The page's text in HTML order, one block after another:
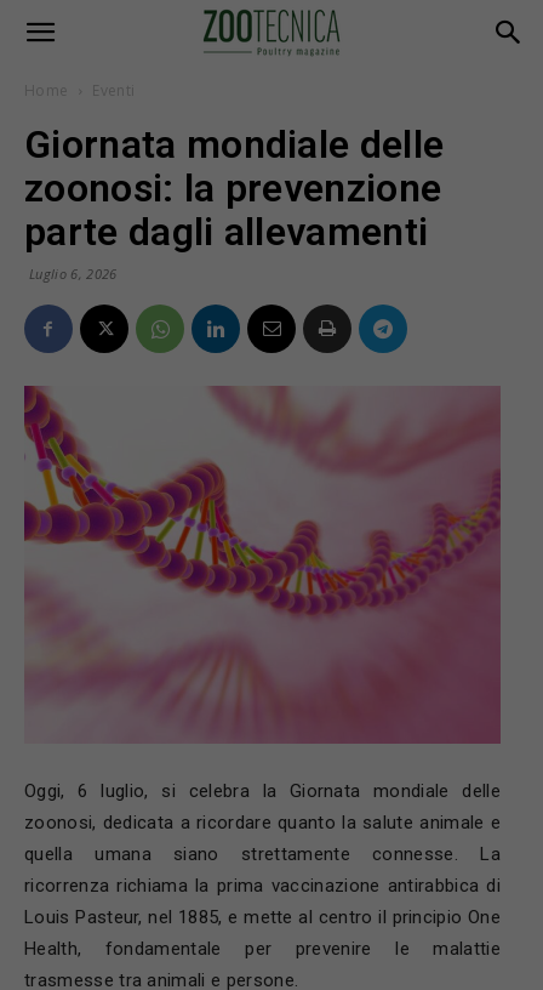
Home Eventi
Giornata mondiale delle
zoonosi: la prevenzione
parte dagli allevamenti
Luglio 6, 2026
Oggi, 6 luglio, si celebra la Giornata mondiale delle
zoonosi, dedicata a ricordare quanto la salute animale e
quella umana siano strettamente connesse. La
ricorrenza richiama la prima vaccinazione antirabbica di
Louis Pasteur, nel 1885, e mette al centro il principio One
Health, fondamentale per prevenire le malattie
trasmesse tra animali e persone.